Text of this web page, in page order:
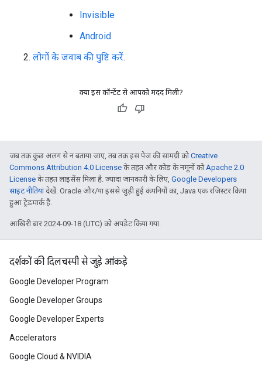
Invisible
Android
लोगों के जवाब की पुष्टि करें.
क्या इस कॉन्टेंट से आपको मदद मिली?
जब तक कुछ अलग से न बताया जाए, तब तक इस पेज की सामग्री कोCreative
Commons Attribution 4.0 License के तहत और कोड के नमूनों कोApache 2.0
License के तहत लाइसेंस मिला है. ज़्यादा जानकारी के लिए, Google Developers
साइट नीतियांदेखें. Oracle और/या इससे जुड़ी हुई कंपनियों का, Java एक रजिस्टर किया
हुआ ट्रेडमार्क है.
आखिरी बार 2024-09-18 (UTC) को अपडेट किया गया.
दर्शकों की दिलचस्पी से जुड़े आंकड़े
Google Developer Program
Google Developer Groups
Google Developer Experts
Accelerators
Google Cloud & NVIDIA